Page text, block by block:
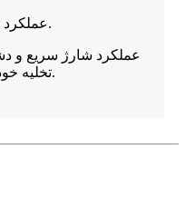
● عملکرد پایدار، عمر چرخه تا 500 چرخه.
تخلیه خود و بازیابی خوب تخلیه بیش از حد.